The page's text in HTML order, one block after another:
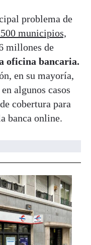
problema de
municipios,
millones de
oficina bancaria.
en su mayoría,
algunos casos
cobertura para
banca online.